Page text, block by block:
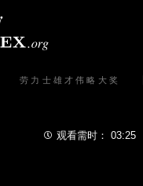
劳力士雄才伟略大奖
观看需时： 03:25